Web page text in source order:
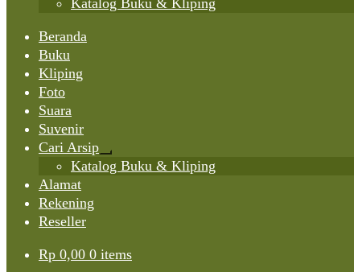
Katalog Buku & Kliping
Beranda
Buku
Kliping
Foto
Suara
Suvenir
Cari Arsip
Expand
child
Katalog Buku & Kliping
Alamat
Rekening
Reseller
Rp 0,00 0 items